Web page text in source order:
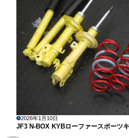
2026年1月10日
JF3 N-BOX KYBローファースポーツ